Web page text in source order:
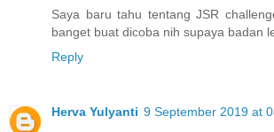
Saya baru tahu tentang JSR
banget buat dicoba nih supaya badan
Reply
Herva Yulyanti 9 September 2019 at